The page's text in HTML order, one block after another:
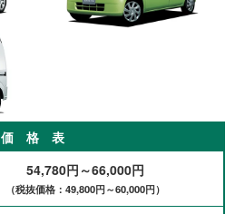
価 格 表
54,780円～66,000円
（税抜価格：49,800円～60,000円）